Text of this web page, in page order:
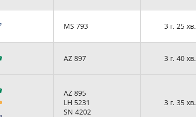
MS 793 3 г. 25 хв.
AZ 897 3 г. 40 хв.
AZ 895
LH 5231
SN 4202
3 г. 35 хв.